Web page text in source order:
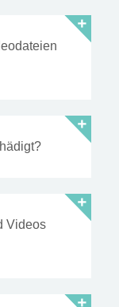
Videos